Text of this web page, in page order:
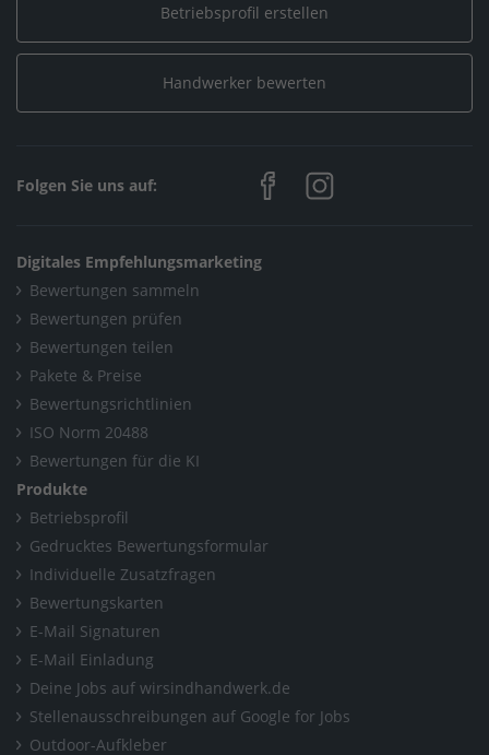
Betriebsprofil erstellen
Handwerker bewerten
Folgen Sie uns auf:
Digitales Empfehlungsmarketing
Bewertungen sammeln
Bewertungen prüfen
Bewertungen teilen
Pakete & Preise
Bewertungsrichtlinien
ISO Norm 20488
Bewertungen für die KI
Produkte
Betriebsprofil
Gedrucktes Bewertungsformular
Individuelle Zusatzfragen
Bewertungskarten
E-Mail Signaturen
E-Mail Einladung
Deine Jobs auf wirsindhandwerk.de
Stellenausschreibungen auf Google for Jobs
Outdoor-Aufkleber